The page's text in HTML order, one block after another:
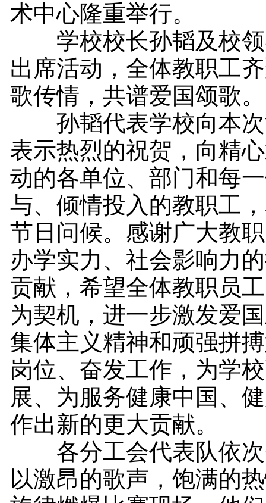
术中心隆重举行。
学校校长孙韬及校领
出席活动，全体教职工
歌传情，共谱爱国颂歌。
孙韬代表学校向本次
表示热烈的祝贺，向精
动的各单位、部门和每
与、倾情投入的教职工
节日问候。感谢广大教
办学实力、社会影响力
贡献，希望全体教职员
为契机，进一步激发爱
集体主义精神和顽强拼
岗位、奋发工作，为学
展、为服务健康中国、
作出新的更大贡献。
各分工会代表队依次
以激昂的歌声，饱满的